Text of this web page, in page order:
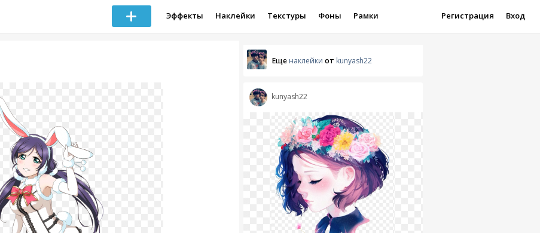
Эффекты Наклейки Текстуры Фоны Рамки Регистрация Вход
Еще наклейки от kunyash22
kunyash22